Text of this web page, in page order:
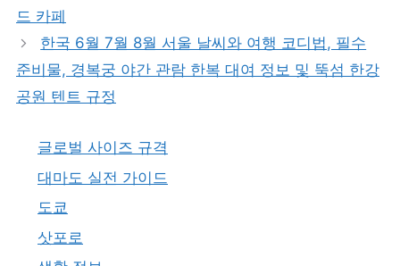
드 카페
한국 6월 7월 8월 서울 날씨와 여행 코디법, 필수
준비물, 경복궁 야간 관람 한복 대여 정보 및 뚝섬 한강
공원 텐트 규정
글로벌 사이즈 규격
대마도 실전 가이드
도쿄
삿포로